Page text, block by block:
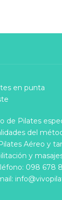
de Pilates
del
Aéreo y
y
098 678